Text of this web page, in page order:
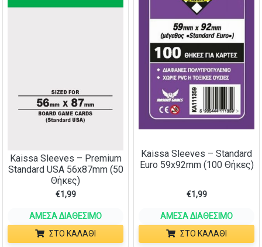
Kaissa Sleeves – Premium
Standard USA 56x87mm (50
Θήκες)
€1,99
ΆΜΕΣΑ ΔΙΑΘΈΣΙΜΟ
ΣΤΟ ΚΑΛΆΘΙ
Kaissa Sleeves – Standard
Euro 59x92mm (100 Θήκες)
€1,99
ΆΜΕΣΑ ΔΙΑΘΈΣΙΜΟ
ΣΤΟ ΚΑΛΆΘΙ